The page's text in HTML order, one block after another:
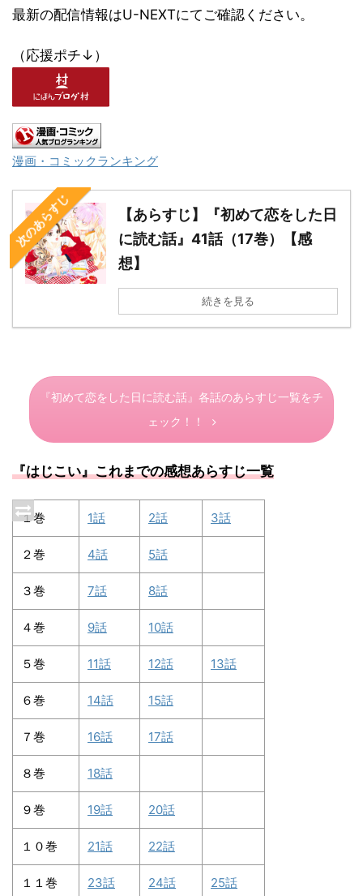
最新の配信情報はU-NEXTにてご確認ください。
（応援ポチ↓）
漫画・コミックランキング
次のあらすじ
【あらすじ】『初めて恋をした日
に読む話』41話（17巻）【感
想】
続きを見る
『初めて恋をした日に読む話』各話のあらすじ一覧をチ
ェック！！
『はじこい』これまでの感想あらすじ一覧
１巻 1話 2話 3話
２巻 4話 5話
３巻 7話 8話
４巻 9話 10話
５巻 11話 12話 13話
６巻 14話 15話
７巻 16話 17話
８巻 18話
９巻 19話 20話
１０巻 21話 22話
１１巻 23話 24話 25話